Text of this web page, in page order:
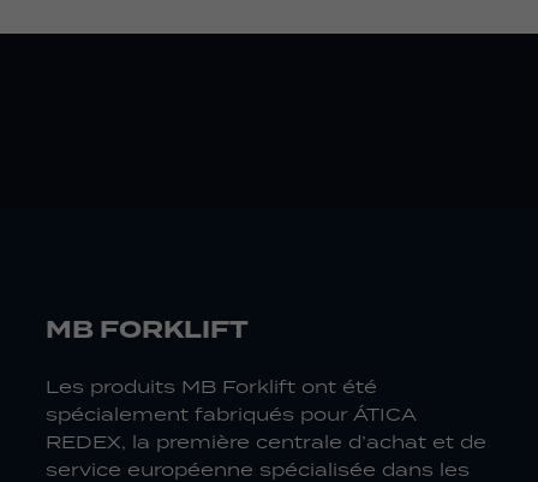
MB FORKLIFT
Les produits MB Forklift ont été
spécialement fabriqués pour ÁTICA
REDEX, la première centrale d’achat et de
service européenne spécialisée dans les